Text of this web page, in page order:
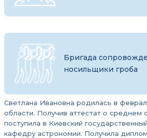
Бригада
носильщики гроба
Светлана Ивановна родилась в
области. Получив аттестат о среднем
поступила в Киевский
кафедру астрономии. Получила